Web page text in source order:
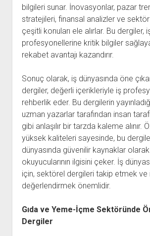
bilgileri sunar. İnovasyonlar, pazar
stratejileri, finansal analizler ve
çeşitli konuları ele alırlar. Bu dergiler,
profesyonellerine kritik bilgiler
rekabet avantajı kazandırır.
Sonuç olarak, iş dünyasında öne
dergiler, değerli içerikleriyle iş
rehberlik eder. Bu dergilerin
uzman yazarlar tarafından insan
gibi anlaşılır bir tarzda kaleme alınır.
yüksek kaliteleri sayesinde, bu
dünyasında güvenilir kaynaklar
okuyucularının ilgisini çeker. İş
için, sektörel dergileri takip etmek ve
değerlendirmek önemlidir.
Gıda ve Yeme-İçme Sektöründe
Dergiler